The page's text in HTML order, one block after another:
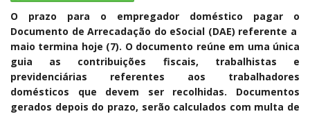
O prazo para o empregador doméstico pagar o
Documento de Arrecadação do eSocial (DAE) referente a
maio termina hoje (7). O documento reúne em uma única
guia as contribuições fiscais, trabalhistas e
previdenciárias referentes aos trabalhadores
domésticos que devem ser recolhidas. Documentos
gerados depois do prazo, serão calculados com multa de